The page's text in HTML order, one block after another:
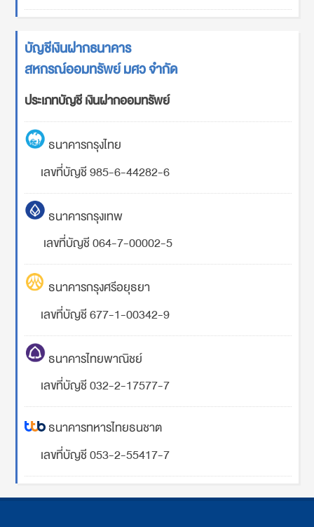
บัญชีเงินฝากธนาคาร
สหกรณ์ออมทรัพย์ มศว จำกัด
ประเภทบัญชี เงินฝากออมทรัพย์
ธนาคารกรุงไทย
เลขที่บัญชี 985-6-44282-6
ธนาคารกรุงเทพ
เลขที่บัญชี 064-7-00002-5
ธนาคารกรุงศรีอยุธยา
เลขที่บัญชี 677-1-00342-9
ธนาคารไทยพาณิชย์
เลขที่บัญชี 032-2-17577-7
ธนาคารทหารไทยธนชาต
เลขที่บัญชี 053-2-55417-7